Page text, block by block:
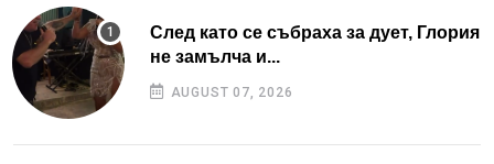
След като се събраха за дует, Глория
не замълча и...
AUGUST 07, 2026